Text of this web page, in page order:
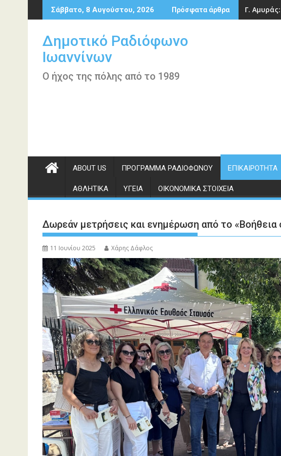
Περάστε
στο
Σάββατο, 8 Αυγούστου, 2026 Πρόσφατα άρθρα Γ.
Δημοτικό Ραδιόφωνο
Ιωαννίνων
Ο ήχος της πόλης από το 1989
ABOUT US ΠΡΌΓΡΑΜΜΑ ΡΑΔΙΟΦΏΝΟΥ ΕΠΙΚΑΙΡΌΤΗΤΑ
ΑΘΛΗΤΙΚΆ ΥΓΕΊΑ ΟΙΚΟΝΟΜΙΚΆ ΣΤΟΙΧΕΊΑ
Δωρεάν μετρήσεις και ενημέρωση από το «Βοήθεια
11 Ιουνίου 2025 Χάρης Δάφλος